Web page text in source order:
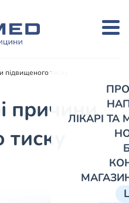
ЛІКАРІ
підвищеного тиску
причини